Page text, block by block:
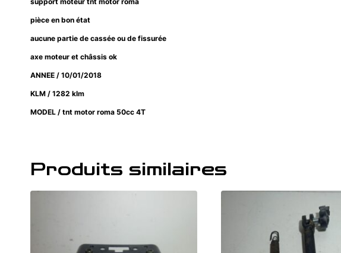
pièce en bon état
aucune partie de cassée ou de fissurée
axe moteur et châssis ok
ANNEE / 10/01/2018
KLM / 1282 klm
MODEL / tnt motor roma 50cc 4T
Produits similaires